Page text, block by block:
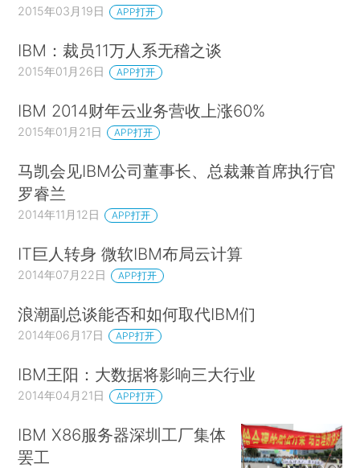
2015年03月19日 APP打开
IBM：裁员11万人系无稽之谈
2015年01月26日 APP打开
IBM 2014财年云业务营收上涨60%
2015年01月21日 APP打开
马凯会见IBM公司董事长、总裁兼首席执行官
罗睿兰
2014年11月12日 APP打开
IT巨人转身 微软IBM布局云计算
2014年07月22日 APP打开
浪潮副总谈能否和如何取代IBM们
2014年06月17日 APP打开
IBM王阳：大数据将影响三大行业
2014年04月21日 APP打开
IBM X86服务器深圳工厂集体
罢工